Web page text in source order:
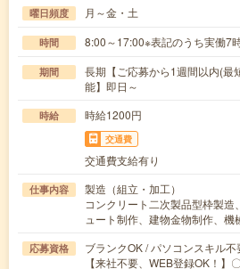
曜日頻度 月～金・土
時間 8:00～17:00※表記のうち実働7
期間
長期【ご応募から1週間以内(最
能】即日～
時給 時給1200円
交通費
交通費支給有り
仕事内容
製造（組立・加工）
コンクリート二次製品型枠製
ュート制作、建物金物制作、
応募資格
ブランクOK / パソコンスキル
【来社不要、WEB登録OK！】